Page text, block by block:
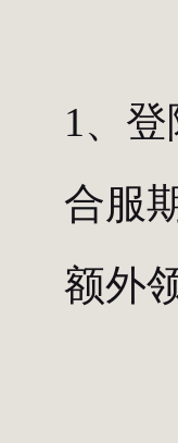
1、
合服
额外